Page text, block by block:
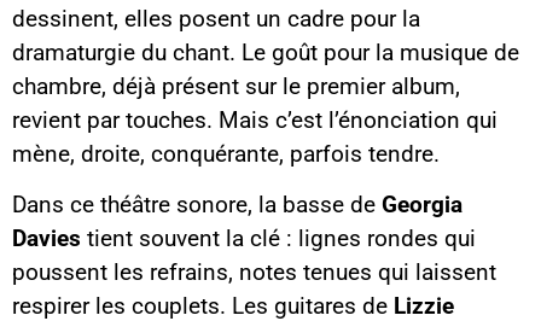
dessinent, elles posent un cadre pour la
dramaturgie du chant. Le goût pour la musique de
chambre, déjà présent sur le premier album,
revient par touches. Mais c’est l’énonciation qui
mène, droite, conquérante, parfois tendre.
Dans ce théâtre sonore, la basse de Georgia
Davies tient souvent la clé : lignes rondes qui
poussent les refrains, notes tenues qui laissent
respirer les couplets. Les guitares de Lizzie